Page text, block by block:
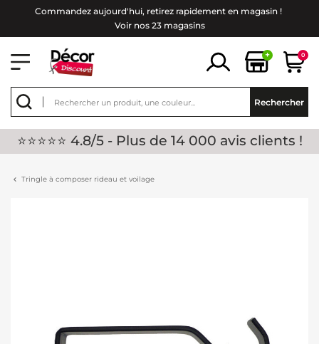
Commandez aujourd'hui, retirez rapidement en magasin !
Voir nos 23 magasins
+ 0
Rechercher
⭐⭐⭐⭐⭐ 4.8/5 - Plus de 14 000 avis clients !
Tringle à composer rideau et voilage